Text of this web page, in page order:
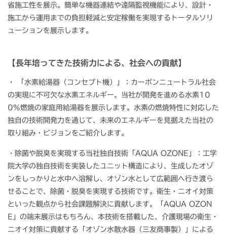
省施工性を展示。簡単な機器連結や遠隔監視機能により、設計・
施工から運用までの負担軽減と安定稼働を実現するトータルソリ
ューションを展示します。
【長年培ってきた技術力による、社会への貢献】
・ 「水素給湯器（コンセプト機）」： カーボンニュートラル社会
の実現に不可欠な水素エネルギー。当社が開発を進める水素10
0%燃焼の家庭用給湯器を展示します。水素の燃焼特性に対応した
独自の技術開発力を通じて、未来のエネルギーを見据えた当社の
取り組み・ビジョンをご紹介します。
・除菌や脱臭を実現する当社独自技術「 AQUA OZONE 」： 工学
院大学の独自技術を実装したユニット構造により、生成したオゾ
ンをしっかりと水中へ溶解し、オゾン水として広範囲へ行き渡ら
せることで、除菌・脱臭を実現する技術です。衛生・ニオイ対策
といった観点から社会課題解決に貢献します。「 AQUA OZON
E 」の端末展示はもちろん、本技術を搭載した、介護現場の衛生・
ニオイ対策に貢献する「オゾン水散水器（三友商事製）」による